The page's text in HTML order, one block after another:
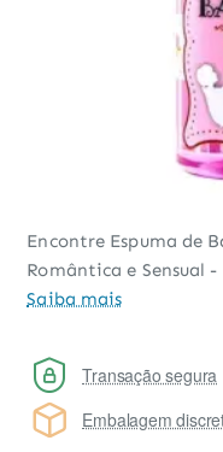
Encontre Espuma de
Romântica e Sensual
Saiba mais
Transação segura
Embalagem